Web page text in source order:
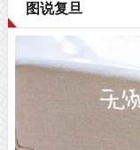
图说复旦